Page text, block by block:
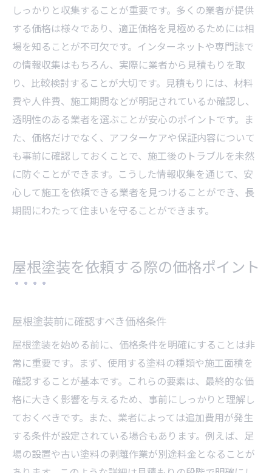
しっかりと収集することが重要です。多くの業者が提供
する価格は様々であり、適正価格を見極めるためには相
場を知ることが不可欠です。インターネットや専門誌で
の情報収集はもちろん、実際に業者から見積もりを取
り、比較検討することが大切です。見積もりには、材料
費や人件費、施工期間などが明記されているか確認し、
透明性のある業者を選ぶことが安心のポイントです。ま
た、価格だけでなく、アフターケアや保証内容について
も事前に確認しておくことで、施工後のトラブルを未然
に防ぐことができます。こうした情報収集を通じて、安
心して施工を依頼できる業者を見つけることができ、長
期間にわたって住まいを守ることができます。
屋根塗装を依頼する際の価格ポイント
屋根塗装前に確認すべき価格条件
屋根塗装を始める前に、価格条件を明確にすることは非
常に重要です。まず、使用する塗料の種類や施工面積を
確認することが基本です。これらの要素は、最終的な価
格に大きく影響を与えるため、事前にしっかりと理解し
ておくべきです。また、業者によっては追加費用が発生
する条件が設定されている場合もあります。例えば、足
場の設置や古い塗料の剥離作業が別途料金となることが